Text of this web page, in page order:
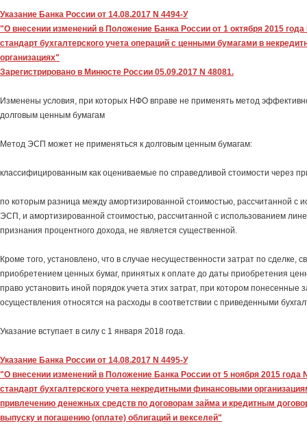
Указание Банка России от 14.08.2017 N 4494-У
"О внесении изменений в Положение Банка России от 1 октября 2015
стандарт бухгалтерского учета операций с ценными бумагами в
организациях"
Зарегистрировано в Минюсте России 05.09.2017 N 48081.
Изменены условия, при которых НФО вправе не применять метод
долговым ценным бумагам
Метод ЭСП может не применяться к долговым ценным бумагам:
классифицированным как оцениваемые по справедливой стоимости через
по которым разница между амортизированной стоимостью, рассчитанной с
ЭСП, и амортизированной стоимостью, рассчитанной с использованием
признания процентного дохода, не является существенной.
Кроме того, установлено, что в случае несущественности затрат по сделке,
приобретением ценных бумаг, принятых к оплате до даты приобретения
право установить иной порядок учета этих затрат, при котором понесенные
осуществления относятся на расходы в соответствии с приведенными
Указание вступает в силу с 1 января 2018 года.
Указание Банка России от 14.08.2017 N 4495-У
"О внесении изменений в Положение Банка России от 5 ноября 2015 года
стандарт бухгалтерского учета некредитными финансовыми
привлечению денежных средств по договорам займа и кредитным
выпуску и погашению (оплате) облигаций и векселей"